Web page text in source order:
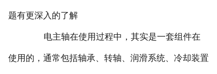
题有更深入的了解
电主轴在使用过程中，其实是一套组件在
使用的，通常包括轴承、转轴、润滑系统、冷却装置